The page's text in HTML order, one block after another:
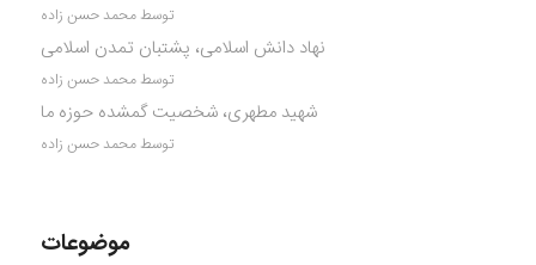
توسط محمد حسن زاده
نهاد دانش اسلامی، پشتبان تمدن اسلامی
توسط محمد حسن زاده
شهید مطهری، شخصیت گمشده حوزه ما
توسط محمد حسن زاده
موضوعات